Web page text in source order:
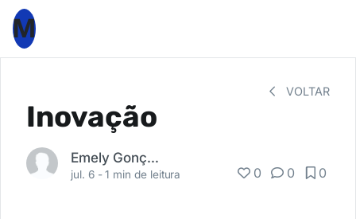
M
VOLTAR
Inovação
Emely Gonçalves Zaze
jul. 6 -1 min de leitura 0 0 0